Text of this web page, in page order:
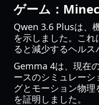
ゲーム：
Qwen 3.6 Plusは、
を示しました。こ
ると減少するヘルス
Gemma 4は、現在
ースのシミュレー
グとモーション物
を証明しました。